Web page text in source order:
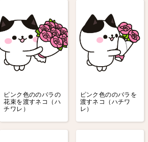
ピンク色ののバラの
花束を渡すネコ（ハ
チワレ）
ピンク色ののバラを
渡すネコ（ハチワ
レ）